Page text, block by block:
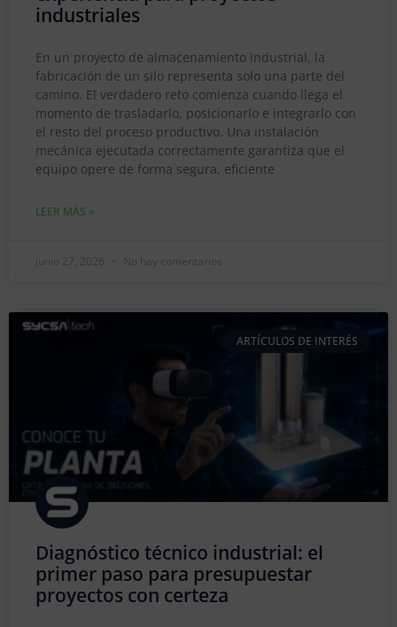
industriales
En un proyecto de almacenamiento industrial, la
fabricación de un silo representa solo una parte del
camino. El verdadero reto comienza cuando llega el
momento de trasladarlo, posicionarlo e integrarlo con
el resto del proceso productivo. Una instalación
mecánica ejecutada correctamente garantiza que el
equipo opere de forma segura, eficiente
LEER MÁS »
junio 27, 2026 No hay comentarios
ARTÍCULOS DE INTERÉS
Diagnóstico técnico industrial: el
primer paso para presupuestar
proyectos con certeza